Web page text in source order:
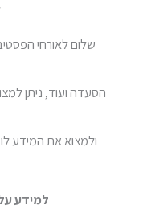
שלום לאורחי
הסעדה ועוד, ניתן
ולמצוא את המידע
למידע